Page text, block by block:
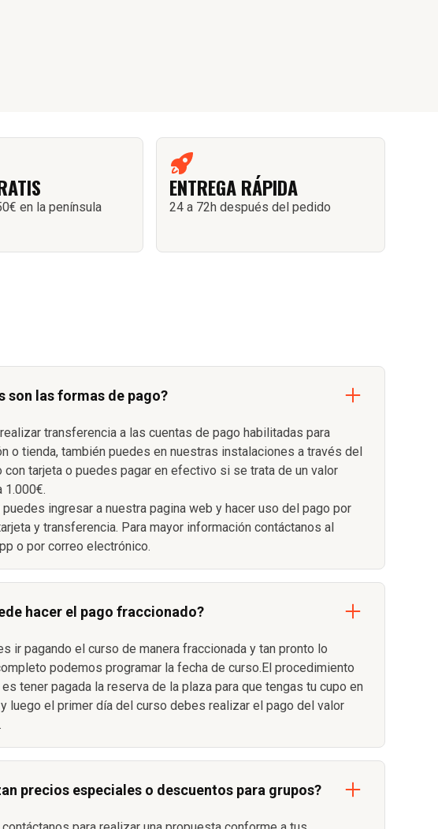
en la península
ENTREGA RÁPIDA
24 a 72h después del pedido
son las formas de pago?
transferencia a las cuentas de pago habilitadas para
o tienda, también puedes en nuestras instalaciones a través del
con tarjeta o puedes pagar en efectivo si se trata de un valor
1.000€.
puedes ingresar a nuestra pagina web y hacer uso del pago por
y transferencia. Para mayor información contáctanos al
o por correo electrónico.
hacer el pago fraccionado?
ir pagando el curso de manera fraccionada y tan pronto lo
podemos programar la fecha de curso.El procedimiento
tener pagada la reserva de la plaza para que tengas tu cupo en
luego el primer día del curso debes realizar el pago del valor
precios especiales o descuentos para grupos?